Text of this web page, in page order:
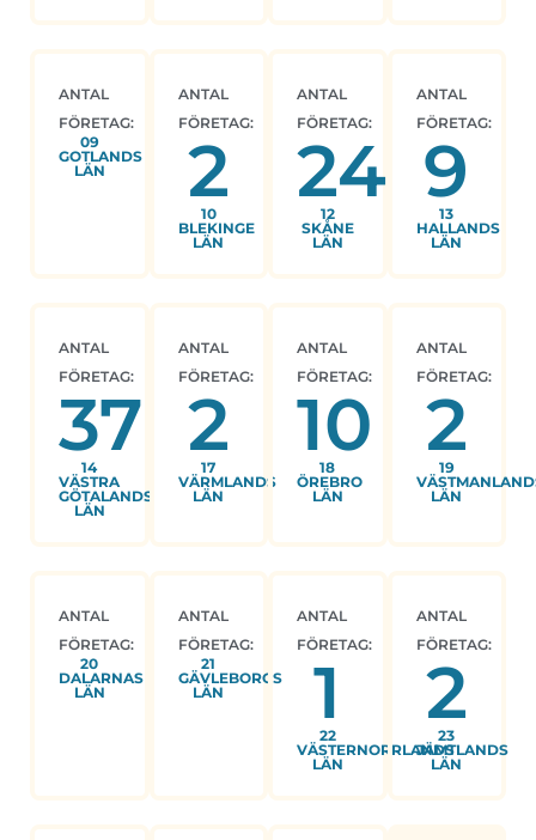
ANTAL
FÖRETAG:
09
GOTLANDS
LÄN
ANTAL
FÖRETAG:
2
10
BLEKINGE
LÄN
ANTAL
FÖRETAG:
24
12
SKÅNE
LÄN
ANTAL
FÖRETAG:
9
13
HALLANDS
LÄN
ANTAL
FÖRETAG:
37
14
VÄSTRA
GÖTALANDS
LÄN
ANTAL
FÖRETAG:
2
17
VÄRMLANDS
LÄN
ANTAL
FÖRETAG:
10
18
ÖREBRO
LÄN
ANTAL
FÖRETAG:
2
19
LÄN
ANTAL
FÖRETAG:
20
DALARNAS
LÄN
ANTAL
FÖRETAG:
21
GÄVLEBORGS
LÄN
ANTAL
FÖRETAG:
1
22
VÄSTERNORRLANDS
LÄN
ANTAL
FÖRETAG:
2
23
JÄMTLANDS
LÄN